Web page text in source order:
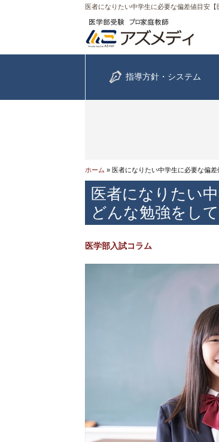
医者になりたい中学生に必要な偏差値目安
指導方針・システム
ホーム » 医者になりたい中学生に必要な偏
医者になりたい
どんな勉強をし
医学部入試コラム